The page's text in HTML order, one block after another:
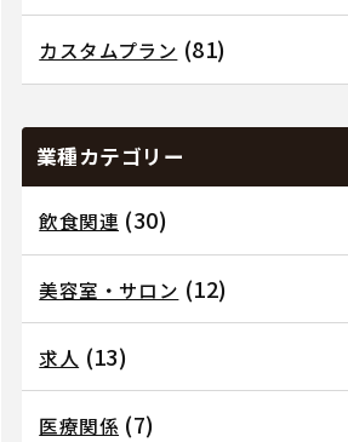
カスタムプラン (81)
業種カテゴリー
飲食関連 (30)
美容室・サロン (12)
求人 (13)
医療関係 (7)